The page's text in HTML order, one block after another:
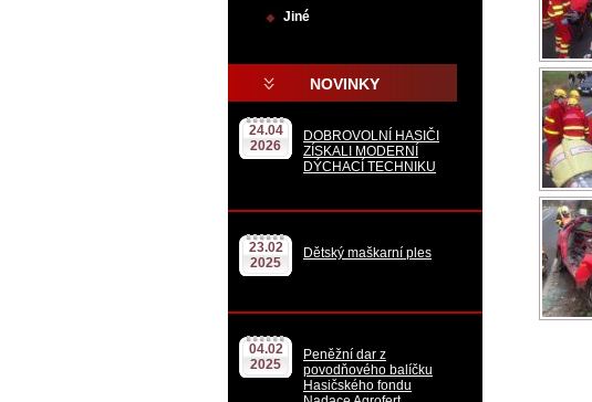
Jiné
NOVINKY
24.04
2026
DOBROVOLNÍ HASIČI
ZÍSKALI MODERNÍ
DÝCHACÍ TECHNIKU
23.02
2025
Dětský maškarní ples
04.02
2025
Peněžní dar z
povodňového balíčku
Hasičského fondu